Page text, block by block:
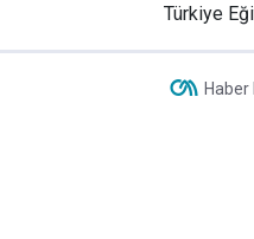
Türkiye
Haber